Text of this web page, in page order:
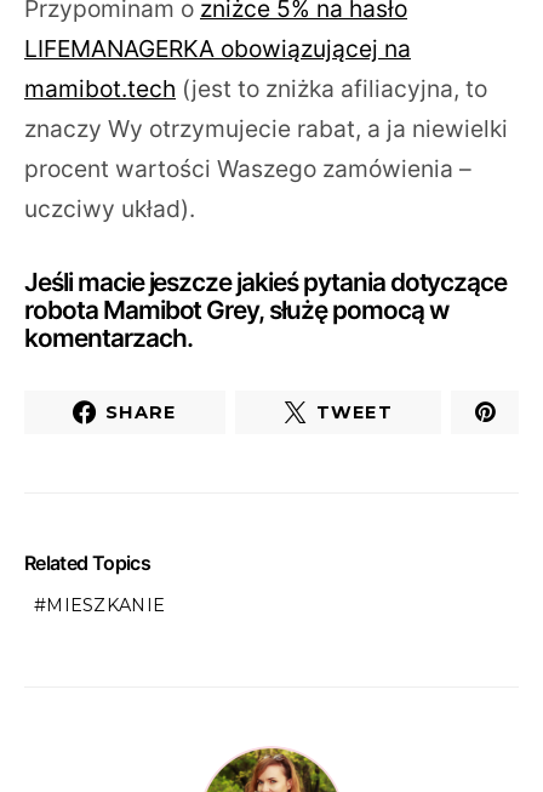
Przypominam o zniżce 5% na hasło
LIFEMANAGERKA obowiązującej na
mamibot.tech (jest to zniżka afiliacyjna, to
znaczy Wy otrzymujecie rabat, a ja niewielki
procent wartości Waszego zamówienia –
uczciwy układ).
Jeśli macie jeszcze jakieś pytania dotyczące
robota Mamibot Grey, służę pomocą w
komentarzach.
SHARE TWEET
Related Topics
MIESZKANIE